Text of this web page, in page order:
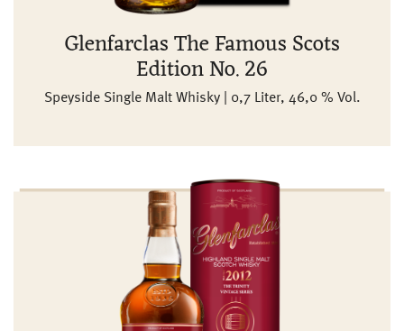
Glenfarclas The Famous Scots
Edition No. 26
Speyside Single Malt Whisky | 0,7 Liter, 46,0 % Vol.